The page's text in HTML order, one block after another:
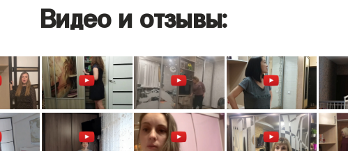
Видео и отзывы: